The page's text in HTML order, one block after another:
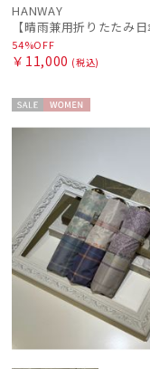
HANWAY
54%OFF
￥11,000 (税込)